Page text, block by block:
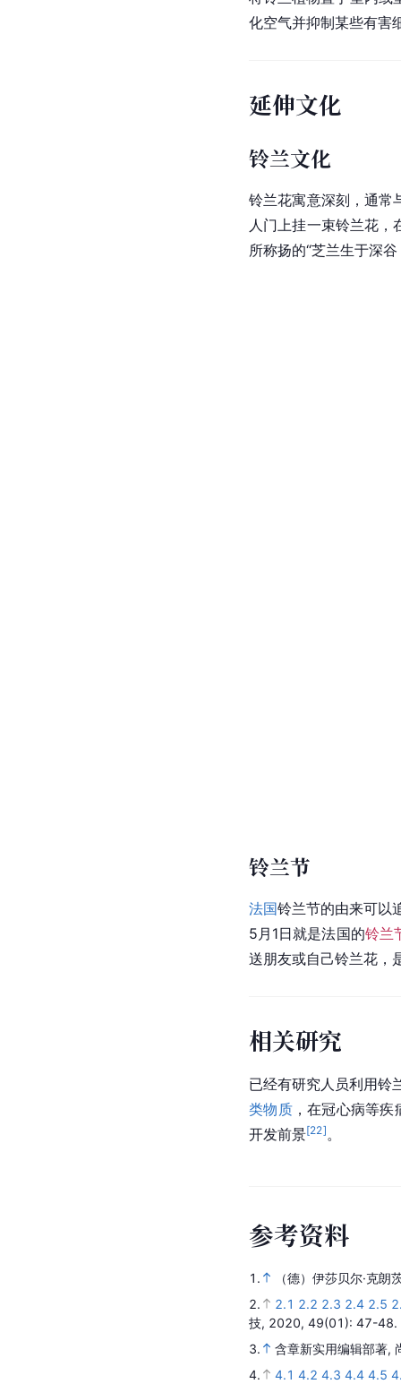
化空气并抑制某些有害
延伸文化
铃兰文化
铃兰花寓意深刻，通常
人门上挂一束铃兰花，
所称扬的“芝兰生于深
铃兰节
法国铃兰节的由来可以
5月1日就是法国的铃兰
送朋友或自己铃兰花，
相关研究
已经有研究人员利用铃
类物质，在冠心病等疾
开发前景[22]。
参考资料
1.
（德）伊莎贝尔·克
2.
2.1 2.2 2.3 2.4 2.5
技, 2020, 49(01): 47-48.
3.
含章新实用编辑部著,
4.
4.1 4.2 4.3 4.4 4.5